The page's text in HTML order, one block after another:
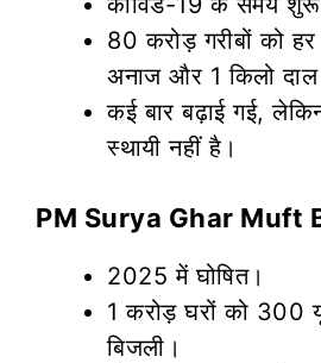
80 करोड़ गरीबों को
अनाज और 1 किलो दाल
कई बार बढ़ाई गई,
स्थायी नहीं है।
PM Surya Ghar Muft
2025 में घोषित।
1 करोड़ घरों को 300
बिजली।